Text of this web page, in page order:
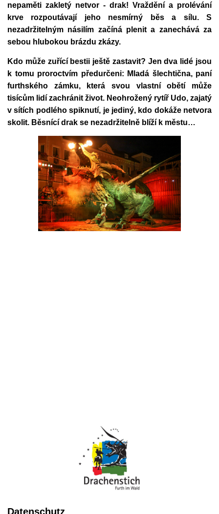
nepaměti zakletý netvor - drak! Vraždění a prolévání
krve rozpoutávají jeho nesmírný běs a sílu. S
nezadržitelným násilím začíná plenit a zanechává za
sebou hlubokou brázdu zkázy.
Kdo může zuřící bestii ještě zastavit? Jen dva lidé jsou
k tomu proroctvím předurčeni: Mladá šlechtična, paní
furthského zámku, která svou vlastní obětí může
tisícům lidí zachránit život. Neohrožený rytíř Udo, zajatý
v sítích podlého spiknutí, je jediný, kdo dokáže netvora
skolit. Běsnící drak se nezadržitelně blíží k městu…
Datenschutz